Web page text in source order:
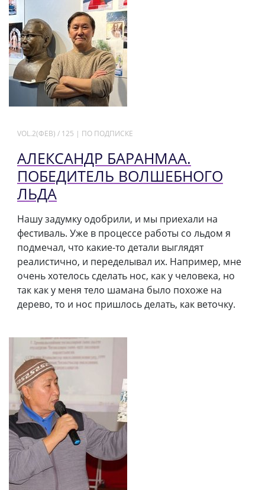
VOL.2(ФЕВ) / 125 | ПО ПОДПИСКЕ
АЛЕКСАНДР БАРАНМАА.
ПОБЕДИТЕЛЬ ВОЛШЕБНОГО
ЛЬДА
Нашу задумку одобрили, и мы приехали на
фестиваль. Уже в процессе работы со льдом я
подмечал, что какие-то детали выглядят
реалистично, и переделывал их. Например, мне
очень хотелось сделать нос, как у человека, но
так как у меня тело шамана было похоже на
дерево, то и нос пришлось делать, как веточку.